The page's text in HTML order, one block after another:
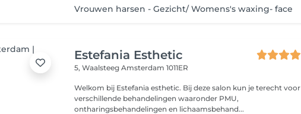
Vrouwen harsen - Gezicht/ Womens's waxing- face
Estefania Esthetic
5, WaalsteegAmsterdam 1011ER
Welkom bij Estefania esthetic. Bij deze salon kun je terecht voor
verschillende behandelingen waaronder PMU,
ontharingsbehandelingen en lichaamsbehand...